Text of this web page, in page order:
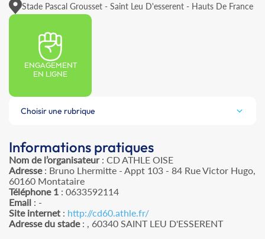
Stade Pascal Grousset - Saint Leu D'esserent - Hauts De France
ENGAGEMENT
EN LIGNE
Choisir une rubrique
Informations pratiques
Nom de l’organisateur: CD ATHLE OISE
Adresse: Bruno Lhermitte - Appt 103 - 84 Rue Victor Hugo,
60160 Montataire
Téléphone 1 : 0633592114
Email : -
Site internet : http://cd60.athle.fr/
Adresse du stade: , 60340 SAINT LEU D'ESSERENT